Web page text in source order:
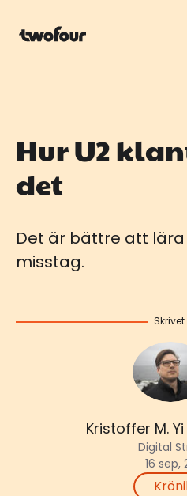
Hur U2
det
Det är bättre att
misstag.
Kristoffer M.
Digital
16 sep,